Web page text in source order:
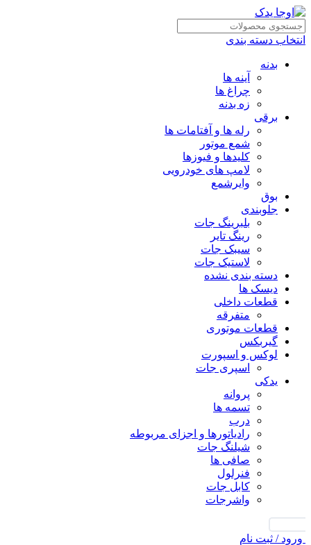
انتخاب دسته بندی
بدنه
آینه ها
چراغ ها
زه بدنه
برقی
رله ها و آفتامات ها
شمع موتور
کلیدها و فیوزها
لامپ های خودرویی
وایرشمع
بوق
جلوبندی
بلبرینگ جات
رینگ تایر
سیبک جات
لاستیک جات
دسته بندی نشده
دیسک ها
قطعات داخلی
متفرقه
قطعات موتوری
گیربکس
لوکس و اسپورت
اسپری جات
یدکی
پروانه
تسمه ها
درب
رادیاتورها و اجزای مربوطه
شیلنگ جات
صافی ها
فنرلول
کابل جات
واشرجات
ورود / ثبت نام